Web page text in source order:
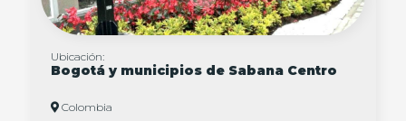
Ubicación:
Bogotá y municipios de Sabana Centro
Colombia